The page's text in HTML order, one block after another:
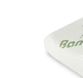
Pro ještě zdravější a
anatomický polštář
uvolnění a odlehčení
Dostupnost:
3632